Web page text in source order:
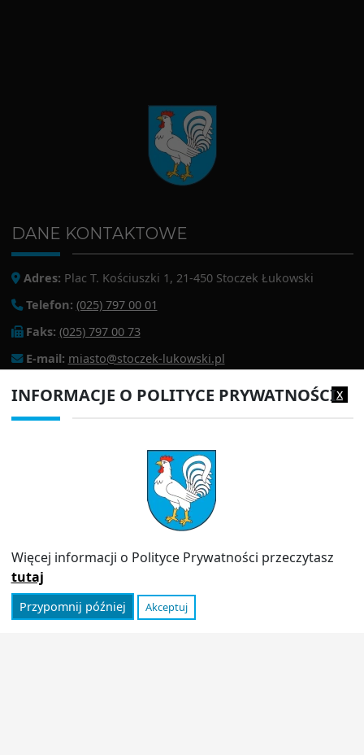
DANE KONTAKTOWE
Adres: Plac T. Kościuszki 1, 21-450 Stoczek Łukowski
Telefon: (025) 797 00 01
Faks: (025) 797 00 73
E-mail: miasto@stoczek-lukowski.pl
PRZYDATNE LINKI
Polityka prywatności
Informator
x
INFORMACJE O POLITYCE PRYWATNOŚCI
Więcej informacji o Polityce Prywatności przeczytasz
tutaj
Przypomnij później Akceptuj